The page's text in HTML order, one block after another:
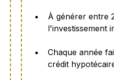
À générer entre
l'investissement
Chaque année
crédit